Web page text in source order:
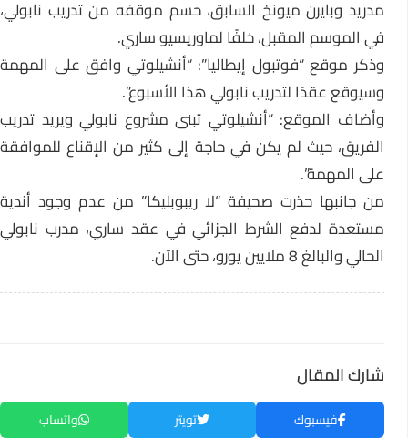
مدريد وبايرن ميونخ السابق، حسم موقفه من تدريب نابولي،
في الموسم المقبل، خلفًا لماوريسيو ساري.
وذكر موقع “فوتبول إيطاليا”: “أنشيلوتي وافق على المهمة
وسيوقع عقدًا لتدريب نابولي هذا الأسبوع”.
وأضاف الموقع: “أنشيلوتي تبنى مشروع نابولي ويريد تدريب
الفريق، حيث لم يكن في حاجة إلى كثير من الإقناع للموافقة
على المهمة”.
من جانبها حذرت صحيفة “لا ريبوبليكا” من عدم وجود أندية
مستعدة لدفع الشرط الجزائي في عقد ساري، مدرب نابولي
الحالي والبالغ 8 ملايين يورو، حتى الآن.
شارك المقال
فيسبوك تويتر واتساب